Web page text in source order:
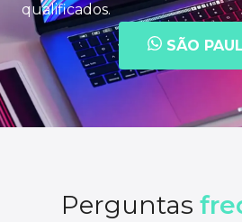
qualificados.
SÃO
Perguntas